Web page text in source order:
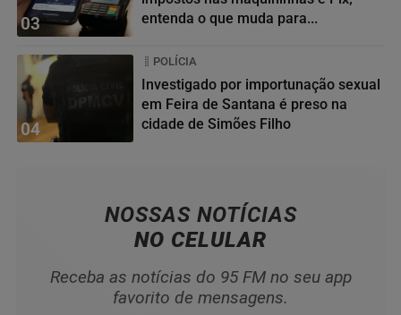
03
entenda o que muda para...
04
POLÍCIA
Investigado por importunação sexual
em Feira de Santana é preso na
cidade de Simões Filho
NOSSAS NOTÍCIAS
NO CELULAR
Receba as notícias do 95 FM no seu app
favorito de mensagens.